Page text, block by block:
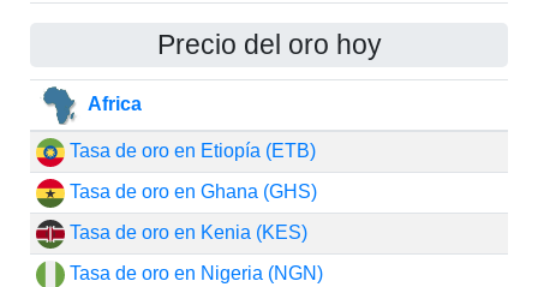
Precio del oro hoy
Africa
Tasa de oro en Etiopía (ETB)
Tasa de oro en Ghana (GHS)
Tasa de oro en Kenia (KES)
Tasa de oro en Nigeria (NGN)